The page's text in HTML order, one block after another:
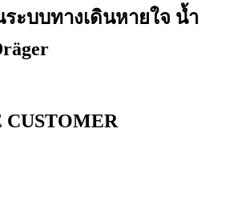
ะบบทางเดินหายใจ น้ำ
CUSTOMER